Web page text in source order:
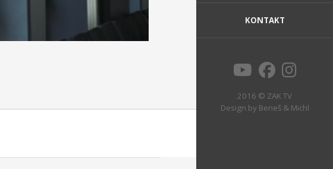
KONTAKT
2016 © ZAK TV
Design by Beneš & Michl